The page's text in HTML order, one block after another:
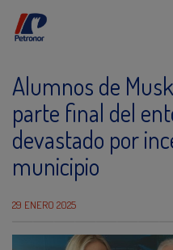
Alumnos de
parte final del
devastado por
municipio
29 ENERO 2025